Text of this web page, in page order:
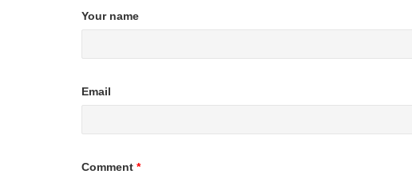
Your name
Email
Comment *